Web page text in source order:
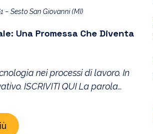
– Sesto San Giovanni (MI)
Una Promessa Che Diventa
nei processi di lavoro. In
ISCRIVITI QUI La parola
è la condizione fondamentale. Il
la combinazione di diversi